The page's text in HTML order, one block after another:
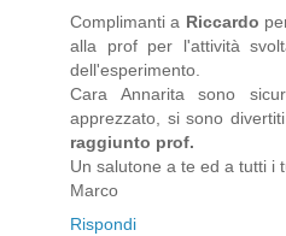
Complimanti a Riccardo
alla prof per l'attività
dell'esperimento.
Cara Annarita sono
apprezzato, si sono
raggiunto prof.
Un salutone a te ed a tutti i
Marco
Rispondi